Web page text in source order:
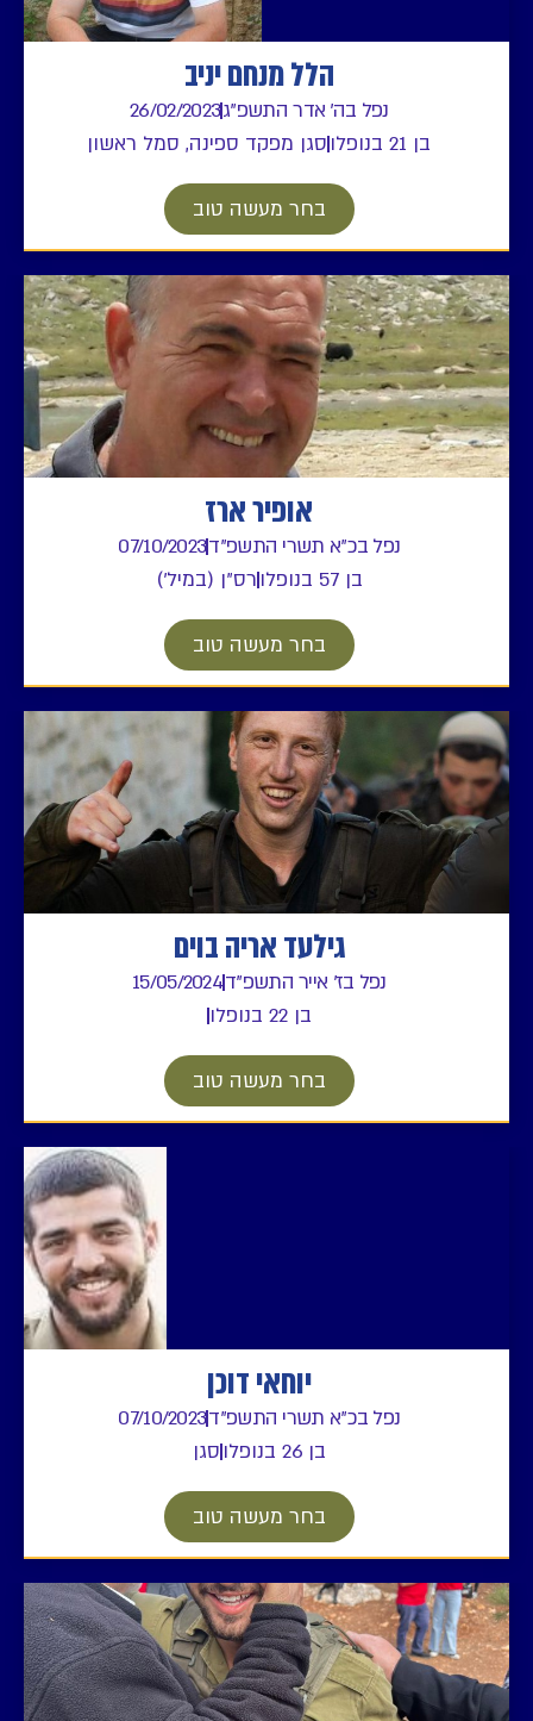
הלל מנחם יניב
נפל בה' אדר התשפ"ג26/02/2023
בן 21 בנופלו
סגן מפקד ספינה, סמל ראשון
בחר מעשה טוב
אופיר ארז
נפל בכ"א תשרי התשפ"ד07/10/2023
בן 57 בנופלו
רס"ן (במיל')
בחר מעשה טוב
גילעד אריה בוים
נפל בז' אייר התשפ"ד15/05/2024
בן 22 בנופלו
בחר מעשה טוב
יוחאי דוכן
נפל בכ"א תשרי התשפ"ד07/10/2023
בן 26 בנופלו
סגן
בחר מעשה טוב